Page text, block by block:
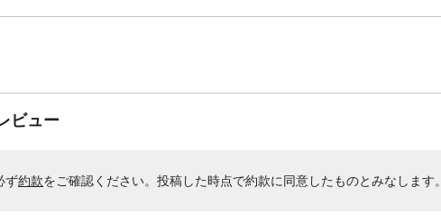
ビュー
ず約款をご確認ください。投稿した時点で約款に同意したものとみなします。